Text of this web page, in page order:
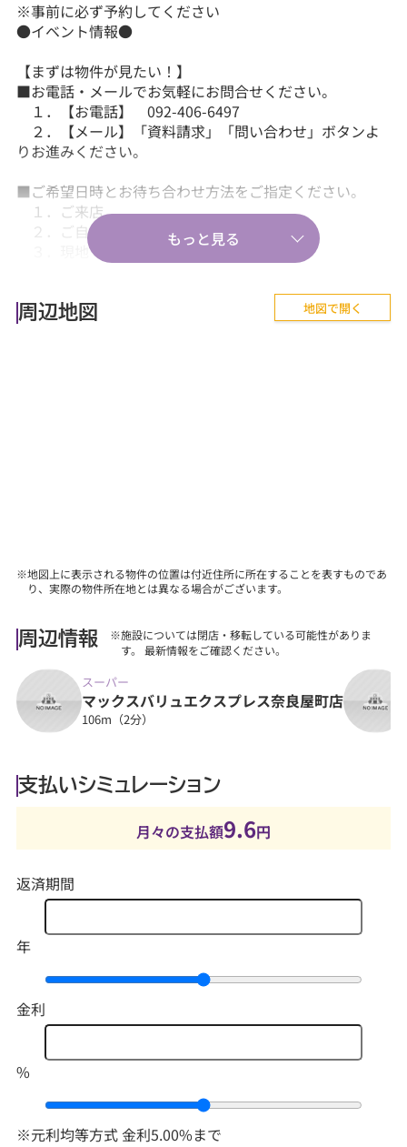
※事前に必ず予約してください
●イベント情報●
【まずは物件が見たい！】
■お電話・メールでお気軽にお問合せください。
１．【お電話】 092-406-6497
２．【メール】「資料請求」「問い合わせ」ボタンよ
りお進みください。
■ご希望日時とお待ち合わせ方法をご指定ください。
１．ご来店
２．ご自宅送迎
３．現地・最寄駅等でのお待ち合わせ。
■『失敗しない住まい選びのポイント！』、『購入の流
周辺地図 地図で開く
※地図上に表示される物件の位置は付近住所に所在することを表すものであ
り、実際の物件所在地とは異なる場合がございます。
周辺情報
※施設については閉店・移転している可能性がありま
す。 最新情報をご確認ください。
スーパー
マックスバリュエクスプレス奈良屋町店
106m（2分）
支払いシミュレーション
月々の支払額9.6円
返済期間
年
金利
%
※元利均等方式 金利5.00%まで